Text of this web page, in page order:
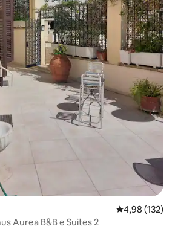
Classificação
4,98 (132)
Aurea B&B e Suites 2